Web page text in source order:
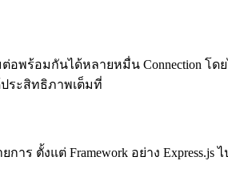
อพร้อมกันได้หลายหมื่น Connection
ระสิทธิภาพเต็มที่
ร ตั้งแต่ Framework อย่าง